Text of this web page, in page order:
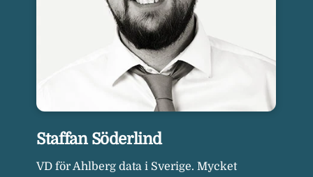
Staffan Söderlind
VD för Ahlberg data i Sverige. Mycket